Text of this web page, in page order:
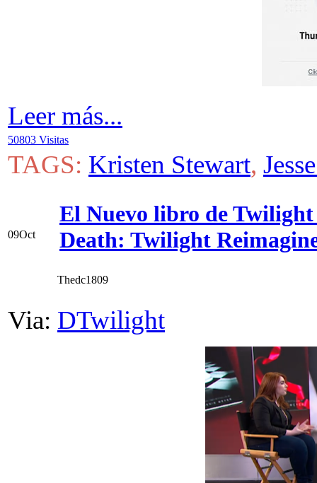
Leer más...
50803 Visitas
TAGS: Kristen Stewart,
09Oct
El Nuevo libro de
Death: Twilight
Thedc1809
Via: DTwilight